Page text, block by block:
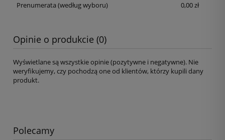
Prenumerata (według wyboru) 0,00 zł
Opinie o produkcie (0)
Wyświetlane są wszystkie opinie (pozytywne i negatywne). Nie
weryfikujemy, czy pochodzą one od klientów, którzy kupili dany
produkt.
Polecamy